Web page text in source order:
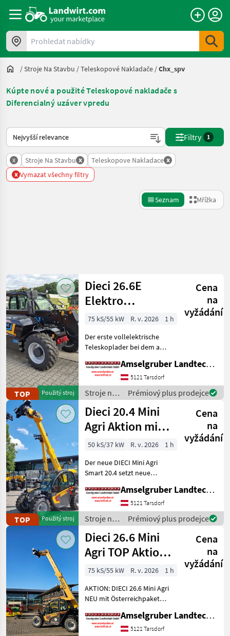
Prohledat nabídky
/Stroje Na Stavbu /Teleskopové Nakladače /Chx_spv
Kúpte nové a použité Teleskopové nakladače s
Diferencialný uzáver vpredu
Takto se řadí nabídky na Landwirt.com
Filtry 1
x Stroje Na Stavbu x Teleskopove Nakladace x
x Vymazat všechny filtry
Seznam Mřížka
Kategorie 3 Země Filtry
AKTUÁLNÍ
CESTA
stavebná
technika
Stroje
Na
Stavbu
Teleskopove
Nakladace
VYBRAT
KATEGORII
Dieci
47
JCB
39
Kramer
12
Claas
11
Zobrazit
všech
16
MARKETPLACE
Obnovit
Zobrazit
145
výsledků
TOP Použitý stroj
Dieci 26.6E
Elektro
Teleskoplader
Österreichpaket
Cena
na
vyžádání
75 kS/55 kW R. v. 2026
1 h
Der erste vollelektrische
Teleskoplader bei dem an
wurde - MADE BY DIECI!
AKTION: DIECI 26.6 E
Elektro Mini Agri NEU mit
Österreichpaket (TOP
Amselgruber Landtechnik GmbH
5121 Tarsdorf
Stroje na
stavbu /
Dieci
Prémiový plus prodejce
TOP Použitý stroj
Dieci 20.4 Mini
Agri Aktion mit
Österreichpaket
Cena
na
vyžádání
50 kS/37 kW R. v. 2026
1 h
Der neue DIECI Mini Agri
Smart 20.4 setzt neue
Teleskopladermarkt. Stufe
5 Motor - -Größte Kabine
(Baugleich vom Modell 26.6
Mini Agri) -50
Amselgruber Landtechnik GmbH
5121 Tarsdorf
Stroje na
stavbu /
Dieci
Prémiový plus prodejce
Dieci 26.6 Mini
Agri TOP Aktion
mit
Österreichpaket
Cena
na
vyžádání
75 kS/55 kW R. v. 2026
1 h
AKTION: DIECI 26.6 Mini Agri
NEU mit Österreichpaket
Kg Traglast -578cm
Hubhöhe
Amselgruber Landtechnik GmbH
5121 Tarsdorf